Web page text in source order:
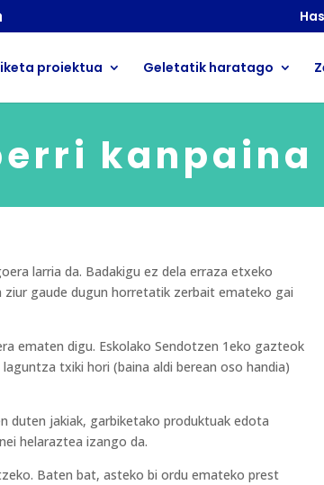
proiektua Geletatik haratago
kanpaina
larria da. Badakigu ez dela erraza etxeko
gaude dugun horretatik zerbait emateko gai
ematen digu. Eskolako Sendotzen 1eko gazteok
txiki hori (baina aldi berean oso handia)
duten jakiak, garbiketako produktuak edota
helaraztea izango da.
Baten bat, asteko bi ordu emateko prest